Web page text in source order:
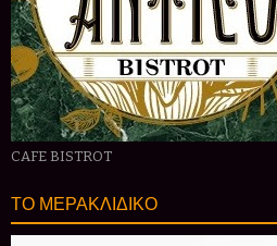
CAFE BISTROT
ΤΟ ΜΕΡΑΚΛΙΔΙΚΟ